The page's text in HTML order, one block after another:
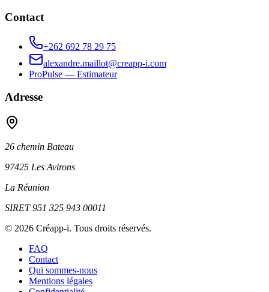
Contact
+262 692 78 29 75
alexandre.maillot@creapp-i.com
ProPulse — Estimateur
Adresse
26 chemin Bateau
97425 Les Avirons
La Réunion
SIRET951 325 943 00011
© 2026 Créapp-i. Tous droits réservés.
FAQ
Contact
Qui sommes-nous
Mentions légales